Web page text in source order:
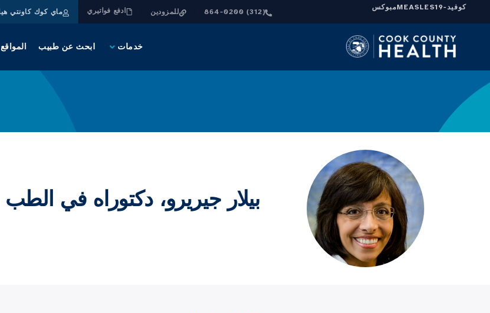
كوفيد-19 MEASLESمبوكس
(312) 864-0200 للمزودين ادفع فواتيري ماي كوك كاونتي
خدمات ابحث عن طبيب المواقع
بيلار جيريرو، دكتوراه في الطب